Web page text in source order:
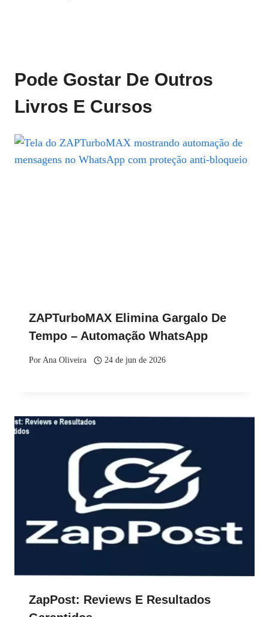
Pode Gostar De Outros
Livros E Cursos
ZAPTurboMAX Elimina Gargalo De
Tempo – Automação WhatsApp
PorAna Oliveira 24 de jun de 2026
ZapPost: Reviews E Resultados